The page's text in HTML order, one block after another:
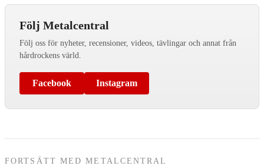
Följ Metalcentral
Följ oss för nyheter, recensioner, videos, tävlingar och annat från
hårdrockens värld.
Facebook Instagram
FORTSÄTT MED METALCENTRAL